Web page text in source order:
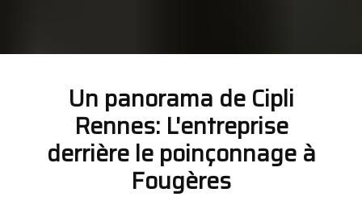
Un panorama de Cipli
Rennes: L'entreprise
derrière le poinçonnage à
Fougères